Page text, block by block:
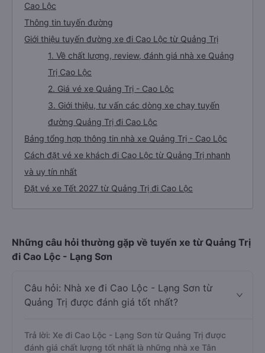
Cao Lộc
Thông tin tuyến đường
Giới thiệu tuyến đường xe đi Cao Lộc từ Quảng Trị
1. Về chất lượng, review, đánh giá nhà xe Quảng
Trị Cao Lộc
2. Giá vé xe Quảng Trị - Cao Lộc
3. Giới thiệu, tư vấn các dòng xe chạy tuyến
đường Quảng Trị đi Cao Lộc
Bảng tổng hợp thông tin nhà xe Quảng Trị - Cao Lộc
Cách đặt vé xe khách đi Cao Lộc từ Quảng Trị nhanh
và uy tín nhất
Đặt vé xe Tết 2027 từ Quảng Trị đi Cao Lộc
Những câu hỏi thường gặp về tuyến xe từ Quảng Trị
đi Cao Lộc - Lạng Sơn
Câu hỏi: Nhà xe đi Cao Lộc - Lạng Sơn từ
Quảng Trị được đánh giá tốt nhất?
Trả lời: Xe đi Cao Lộc - Lạng Sơn từ Quảng Trị được
đánh giá chất lượng tốt nhất là những nhà xe Tân